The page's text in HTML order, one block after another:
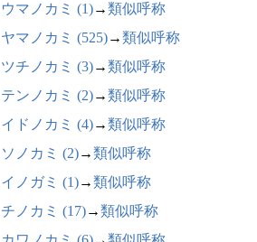
ウマノカミ (1)→類似呼称
ヤマノカミ (525)→類似呼称
ツチノカミ (3)→類似呼称
テンノカミ (2)→類似呼称
イドノカミ (4)→類似呼称
ソノカミ (2)→類似呼称
イノガミ (1)→類似呼称
チノカミ (17)→類似呼称